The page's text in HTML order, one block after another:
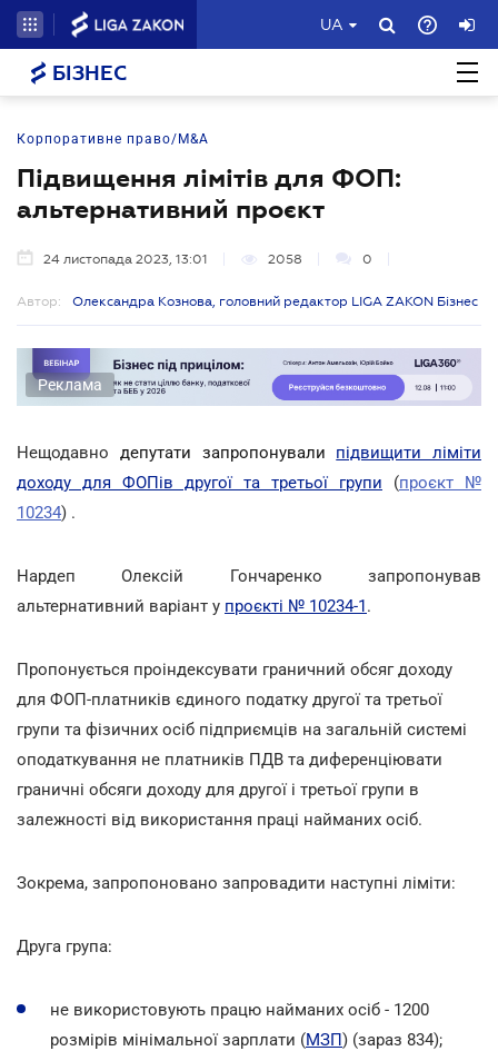
UA
БІЗНЕС
Корпоративне право/M&A
Підвищення лімітів для ФОП:
альтернативний проєкт
24 листопада 2023, 13:01 2058 0
Автор: Олександра Кознова, головний редактор LIGA ZAKON Бізнес
Реклама
Нещодавно депутати запропонували підвищити ліміти
доходу для ФОПів другої та третьої групи
(проєкт №
10234) .
Нардеп Олексій Гончаренко запропонував
альтернативний варіант у проєкті № 10234-1.
Пропонується проіндексувати граничний обсяг доходу
для ФОП-платників єдиного податку другої та третьої
групи та фізичних осіб підприємців на загальній системі
оподаткування не платників ПДВ та диференціювати
граничні обсяги доходу для другої і третьої групи в
залежності від використання праці найманих осіб.
Зокрема, запропоновано запровадити наступні ліміти:
Друга група:
не використовують працю найманих осіб - 1200
розмірів мінімальної зарплати (МЗП) (зараз 834);